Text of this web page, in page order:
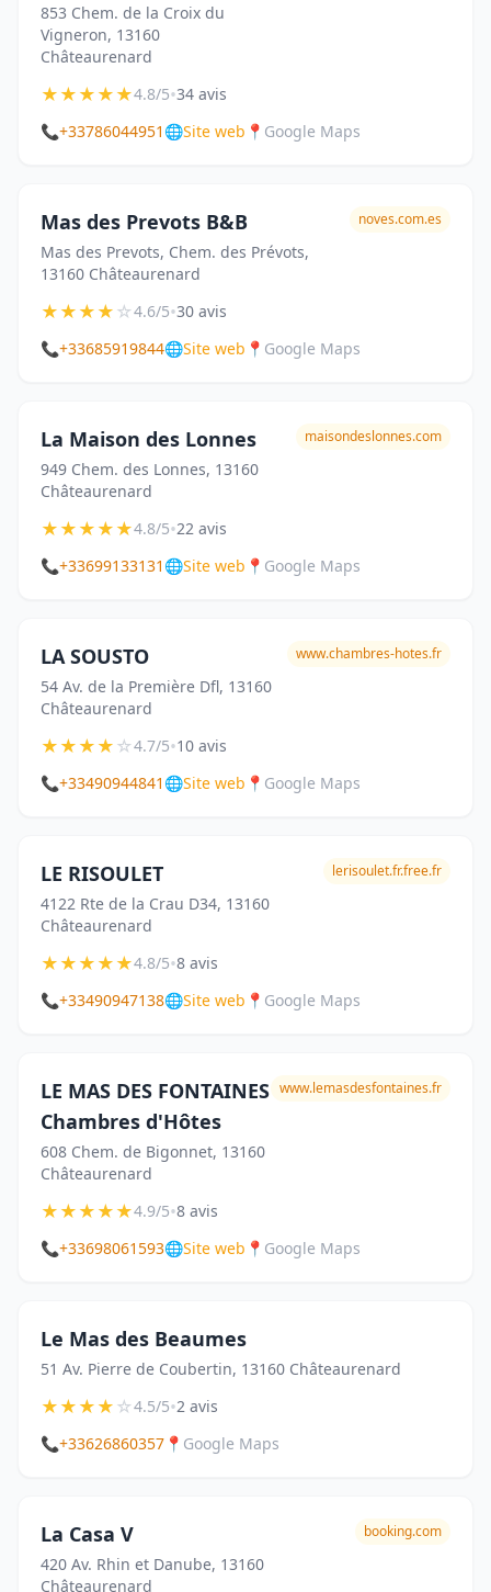
853 Chem. de la Croix du
Vigneron, 13160
Châteaurenard
★★★★★4.8/5•34 avis
📞+33786044951 🌐Site web 📍 Google Maps
Mas des Prevots B&B
Mas des Prevots, Chem. des Prévots,
13160 Châteaurenard
noves.com.es
★★★★☆4.6/5•30 avis
📞+33685919844🌐Site web 📍 Google Maps
La Maison des Lonnes
949 Chem. des Lonnes, 13160
Châteaurenard
maisondeslonnes.com
★★★★★4.8/5•22 avis
📞+33699133131 🌐Site web 📍 Google Maps
LA SOUSTO
54 Av. de la Première Dfl, 13160
Châteaurenard
www.chambres-hotes.fr
★★★★☆4.7/5•10 avis
📞+33490944841 🌐Site web 📍 Google Maps
LE RISOULET
4122 Rte de la Crau D34, 13160
Châteaurenard
lerisoulet.fr.free.fr
★★★★★4.8/5•8 avis
📞+33490947138🌐Site web 📍 Google Maps
LE MAS DES FONTAINES
Chambres d'Hôtes
608 Chem. de Bigonnet, 13160
Châteaurenard
www.lemasdesfontaines.fr
★★★★★4.9/5•8 avis
📞+33698061593🌐Site web 📍 Google Maps
Le Mas des Beaumes
51 Av. Pierre de Coubertin, 13160 Châteaurenard
★★★★☆4.5/5•2 avis
📞+33626860357 📍 Google Maps
La Casa V
420 Av. Rhin et Danube, 13160
Châteaurenard
booking.com